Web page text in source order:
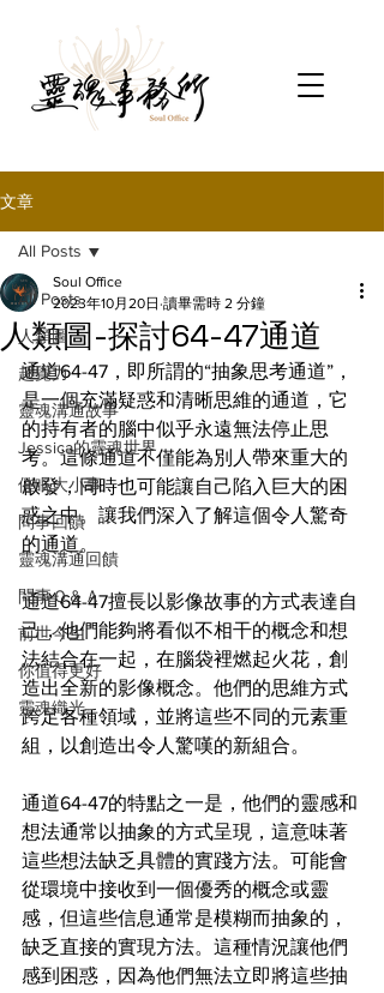
文章
All Posts
人類圖
超覺力
靈魂溝通故事
Jessica的靈魂世界
催眠大小事
問事回饋
靈魂溝通回饋
問事Ｑ＆Ａ
前世今生
你值得更好
靈魂織光
All Posts
人類圖-探討64-47通道
Soul Office
2023年10月20日 讀畢需時 2 分鐘
通道64-47，即所謂的“抽象思考通道”，
是一個充滿疑惑和清晰思維的通道，它
的持有者的腦中似乎永遠無法停止思
考。這條通道不僅能為別人帶來重大的
啟發，同時也可能讓自己陷入巨大的困
惑之中。讓我們深入了解這個令人驚奇
的通道。
通道64-47擅長以影像故事的方式表達自
己，他們能夠將看似不相干的概念和想
法結合在一起，在腦袋裡燃起火花，創
造出全新的影像概念。他們的思維方式
跨足各種領域，並將這些不同的元素重
組，以創造出令人驚嘆的新組合。
通道64-47的特點之一是，他們的靈感和
想法通常以抽象的方式呈現，這意味著
這些想法缺乏具體的實踐方法。可能會
從環境中接收到一個優秀的概念或靈
感，但這些信息通常是模糊而抽象的，
缺乏直接的實現方法。這種情況讓他們
感到困惑，因為他們無法立即將這些抽